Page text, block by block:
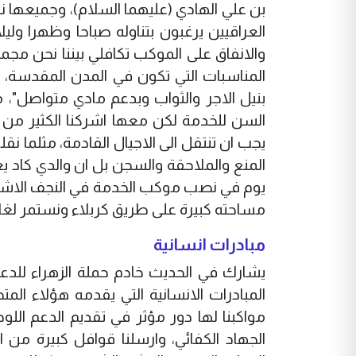
بن علي الهادي (عليهما السلام)،
العراقيين يرغبون بتناوله صباحا وظهرا
والانفاق على الموكب تكافلي بيننا نحن
المناسبات التي تكون في المدن
بنيل الاجر والثواب وبدعم مادي
السن للخدمة لكن معها اشركنا الكثير من
يجب ان تنتقل الى الاجيال القادمة، مثلما
يوم في نصب موكب الخدمة في النجف
مساحته كبيرة على طريق كربلاء ونستمر
مبادرات انسانية
يشارك في الحديث خادم حملة الزهراء
المبادرات الانسانية التي يقدمه هؤلاء
مواكبنا لها دور مؤثر في تقديم الدعم
الجهاد الكفائي، وارسلنا قوافل كبيرة